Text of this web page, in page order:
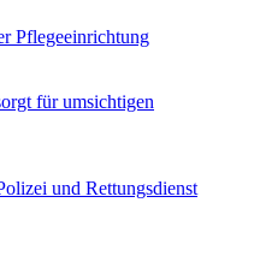
Pflegeeinrichtung
für umsichtigen
und Rettungsdienst